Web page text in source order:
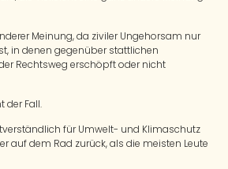
Meinung, da ziviler Ungehorsam nur
in denen gegenüber stattlichen
Rechtsweg erschöpft oder nicht
der Fall.
für Umwelt- und Klimaschutz
auf dem Rad zurück, als die meisten Leute